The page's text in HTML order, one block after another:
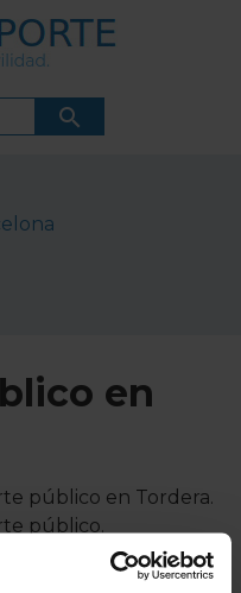
en
público en Tordera.
público.
Barcelona